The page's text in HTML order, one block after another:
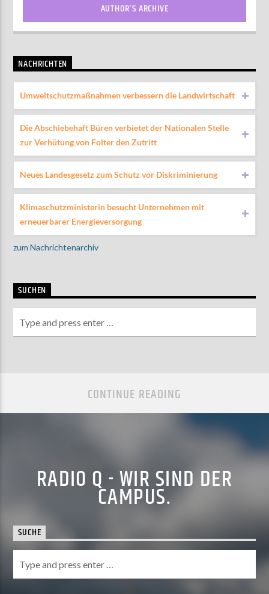
AUTHOR'S ARCHIVE
NACHRICHTEN
Umweltschutzmaßnahmen verbessern die Landwirtschaft
Die Abschiebehaft Büren verbietet der Nationalen Stelle
zur Verhütung von Folter den Zutritt
Neues Landesgesetz zum Schutz vor Diskriminierung
Klimaschutzministerin besucht Unternehmen mit
erneuerbarer Energieversorgung
zum Nachrichtenarchiv
SUCHEN
CONTINUE READING
RADIO Q - WIR SIND DER
CAMPUS.
SUCHE